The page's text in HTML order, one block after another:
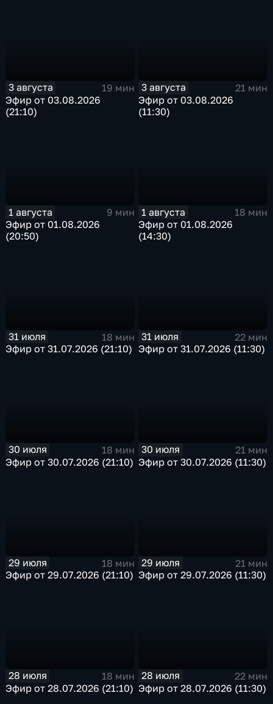
3 августа
19 мин
Эфир от 03.08.2026
(21:10)
3 августа
21 мин
Эфир от 03.08.2026
(11:30)
1 августа
9 мин
Эфир от 01.08.2026
(20:50)
1 августа
18 мин
Эфир от 01.08.2026
(14:30)
31 июля
18 мин
Эфир от 31.07.2026 (21:10)
31 июля
22 мин
Эфир от 31.07.2026 (11:30)
30 июля
18 мин
Эфир от 30.07.2026 (21:10)
30 июля
21 мин
Эфир от 30.07.2026 (11:30)
29 июля
18 мин
Эфир от 29.07.2026 (21:10)
29 июля
21 мин
Эфир от 29.07.2026 (11:30)
28 июля
18 мин
Эфир от 28.07.2026 (21:10)
28 июля
22 мин
Эфир от 28.07.2026 (11:30)